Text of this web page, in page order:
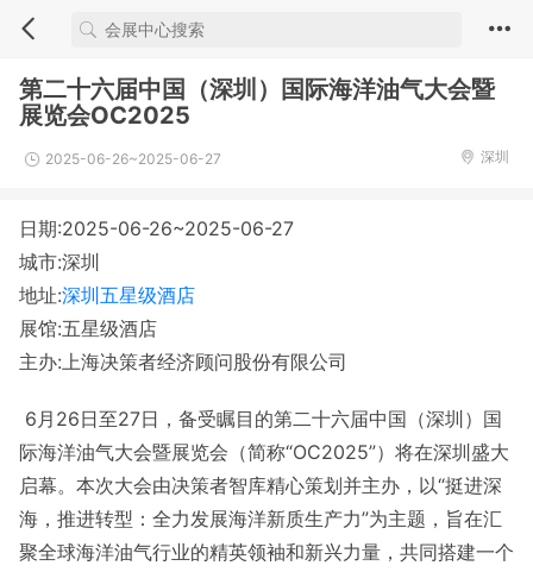
第二十六届中国（深圳）国际海洋油气大会暨
展览会OC2025
2025-06-26~2025-06-27 深圳
日期:2025-06-26~2025-06-27
城市:深圳
地址:深圳五星级酒店
展馆:五星级酒店
主办:上海决策者经济顾问股份有限公司
6月26日至27日，备受瞩目的第二十六届中国（深圳）国
际海洋油气大会暨展览会（简称“OC2025”）将在深圳盛大
启幕。本次大会由决策者智库精心策划并主办，以“挺进深
海，推进转型：全力发展海洋新质生产力”为主题，旨在汇
聚全球海洋油气行业的精英领袖和新兴力量，共同搭建一个